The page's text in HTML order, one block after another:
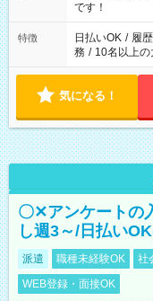
です！
特徴 日払いOK / 履
務 / 10名以上
気になる！
〇✕アンケートの
し週3～/日払い
派遣 職種未経験OK 社
WEB登録・面接OK